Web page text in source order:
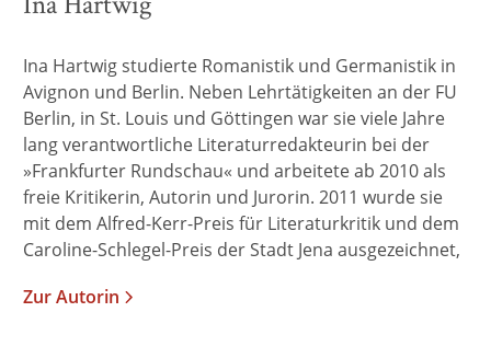
Ina Hartwig studierte Romanistik und Germanistik in
Avignon und Berlin. Neben Lehrtätigkeiten an der FU
Berlin, in St. Louis und Göttingen war sie viele Jahre
lang verantwortliche Literaturredakteurin bei der
»Frankfurter Rundschau« und arbeitete ab 2010 als
freie Kritikerin, Autorin und Jurorin. 2011 wurde sie
mit dem Alfred-Kerr-Preis für Literaturkritik und dem
Caroline-Schlegel-Preis der Stadt Jena ausgezeichnet,
Berlin. Seit 2016 ist Ina Hartwig Kulturdezernentin in
Zur Autorin